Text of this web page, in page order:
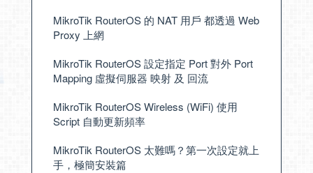
MikroTik RouterOS 的 NAT 用戶 都透過 Web
Proxy 上網
MikroTik RouterOS 設定指定 Port 對外 Port
Mapping 虛擬伺服器 映射 及 回流
MikroTik RouterOS Wireless (WiFi) 使用
Script 自動更新頻率
MikroTik RouterOS 太難嗎？第一次設定就上
手，極簡安裝篇